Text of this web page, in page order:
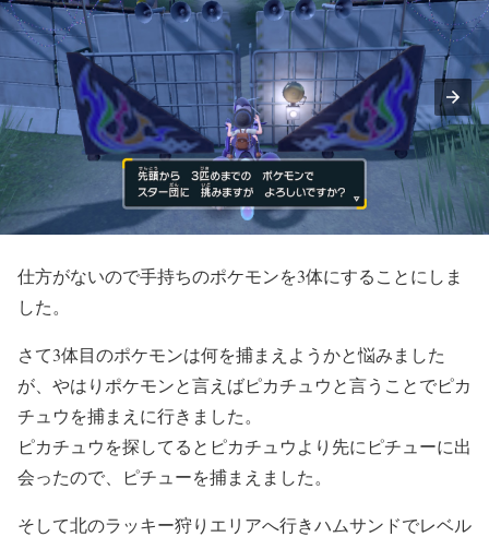
仕方がないので手持ちのポケモンを3体にすることにしま
した。
さて3体目のポケモンは何を捕まえようかと悩みました
が、やはりポケモンと言えばピカチュウと言うことでピカ
チュウを捕まえに行きました。
ピカチュウを探してるとピカチュウより先にピチューに出
会ったので、ピチューを捕まえました。
そして北のラッキー狩りエリアへ行きハムサンドでレベル